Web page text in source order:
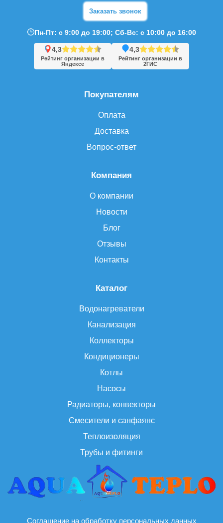
Каталог
Водонагреватели
Канализация
Коллекторы
Кондиционеры
Котлы
Насосы
Радиаторы, конвекторы
Смесители и санфаянс
Теплоизоляция
Трубы и фитинги
Компания
О компании
Новости
Блог
Отзывы
Контакты
Покупателям
Оплата
Доставка
Вопрос-ответ
Заказать звонок
Пн-Пт: с 9:00 до 19:00; Сб-Вс: с 10:00 до 16:00
4,3
Рейтинг организации в
Яндексе
4,3
Рейтинг организации в
2ГИС
Соглашение на обработку персональных данных